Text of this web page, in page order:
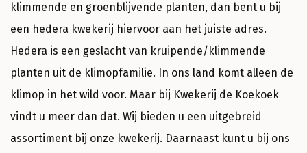
klimmende en groenblijvende planten, dan bent u bij
een hedera kwekerij hiervoor aan het juiste adres.
Hedera is een geslacht van kruipende/klimmende
planten uit de klimopfamilie. In ons land komt alleen de
klimop in het wild voor. Maar bij Kwekerij de Koekoek
vindt u meer dan dat. Wij bieden u een uitgebreid
assortiment bij onze kwekerij. Daarnaast kunt u bij ons